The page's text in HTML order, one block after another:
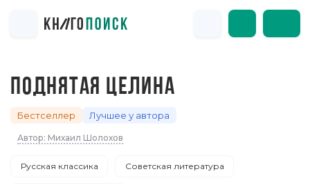
ПОДНЯТАЯ ЦЕЛИНА
Бестселлер Лучшее у автора
Автор: Михаил Шолохов
Русская классика Советская литература